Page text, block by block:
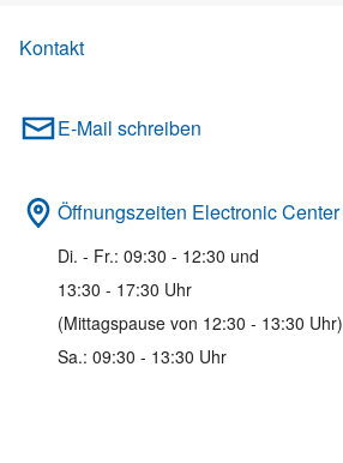
Kontakt
E-Mail schreiben
Öffnungszeiten Electronic Center
Di. - Fr.: 09:30 - 12:30 und
13:30 - 17:30 Uhr
(Mittagspause von 12:30 - 13:30 Uhr)
Sa.: 09:30 - 13:30 Uhr